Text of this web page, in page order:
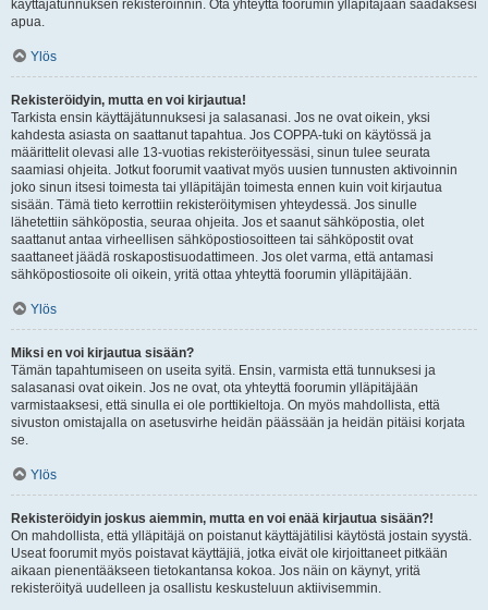
käyttäjätunnuksen rekisteröinnin. Ota yhteyttä foorumin ylläpitäjään saadaksesi
apua.
Ylös
Rekisteröidyin, mutta en voi kirjautua!
Tarkista ensin käyttäjätunnuksesi ja salasanasi. Jos ne ovat oikein, yksi
kahdesta asiasta on saattanut tapahtua. Jos COPPA-tuki on käytössä ja
määrittelit olevasi alle 13-vuotias rekisteröityessäsi, sinun tulee seurata
saamiasi ohjeita. Jotkut foorumit vaativat myös uusien tunnusten aktivoinnin
joko sinun itsesi toimesta tai ylläpitäjän toimesta ennen kuin voit kirjautua
sisään. Tämä tieto kerrottiin rekisteröitymisen yhteydessä. Jos sinulle
lähetettiin sähköpostia, seuraa ohjeita. Jos et saanut sähköpostia, olet
saattanut antaa virheellisen sähköpostiosoitteen tai sähköpostit ovat
saattaneet jäädä roskapostisuodattimeen. Jos olet varma, että antamasi
sähköpostiosoite oli oikein, yritä ottaa yhteyttä foorumin ylläpitäjään.
Ylös
Miksi en voi kirjautua sisään?
Tämän tapahtumiseen on useita syitä. Ensin, varmista että tunnuksesi ja
salasanasi ovat oikein. Jos ne ovat, ota yhteyttä foorumin ylläpitäjään
varmistaaksesi, että sinulla ei ole porttikieltoja. On myös mahdollista, että
sivuston omistajalla on asetusvirhe heidän päässään ja heidän pitäisi korjata
se.
Ylös
Rekisteröidyin joskus aiemmin, mutta en voi enää kirjautua sisään?!
On mahdollista, että ylläpitäjä on poistanut käyttäjätilisi käytöstä jostain syystä.
Useat foorumit myös poistavat käyttäjiä, jotka eivät ole kirjoittaneet pitkään
aikaan pienentääkseen tietokantansa kokoa. Jos näin on käynyt, yritä
rekisteröityä uudelleen ja osallistu keskusteluun aktiivisemmin.